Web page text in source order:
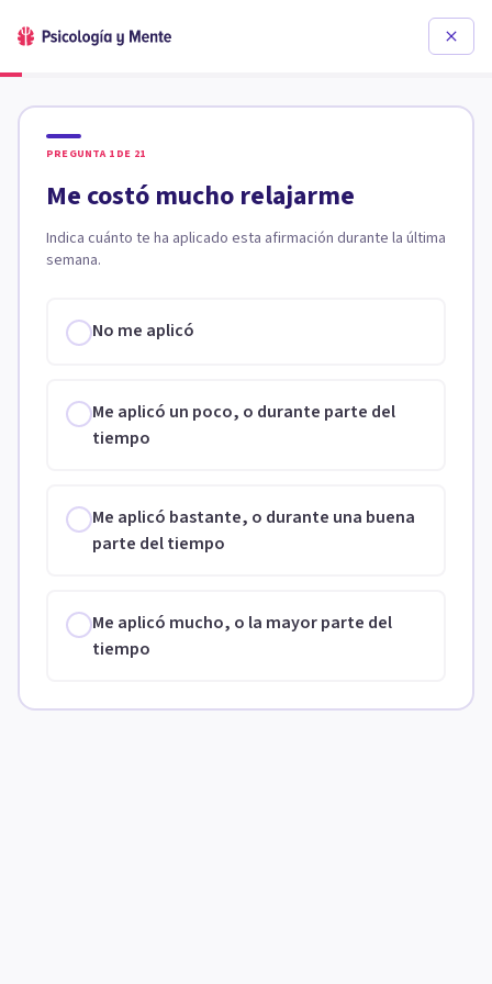
PREGUNTA 1 DE 21
Me costó mucho relajarme
Indica cuánto te ha aplicado esta afirmación durante la última
semana.
No me aplicó
Me aplicó un poco, o durante parte del
tiempo
Me aplicó bastante, o durante una buena
parte del tiempo
Me aplicó mucho, o la mayor parte del
tiempo